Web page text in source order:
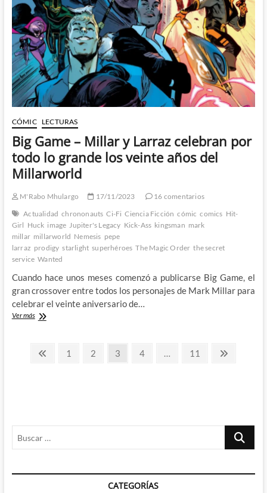
CÓMIC LECTURAS
Big Game – Millar y Larraz celebran por
todo lo grande los veinte años del
Millarworld
M'Rabo Mhulargo 17/11/2023
16 comentarios
Actualidad chrononauts Ci-Fi Ciencia Ficción cómic comics Hit-
Girl Huck image Jupiter's Legacy Kick-Ass kingsman mark
millar millarworld Nemesis pepe
larraz prodigy starlight superhéroes The Magic Order the secret
service Wanted
Cuando hace unos meses comenzó a publicarse Big Game, el
gran crossover entre todos los personajes de Mark Millar para
celebrar el veinte aniversario de…
Ver másBig
veinte
Millarworld
Paginación
PáginaPágina
1 Página
2 Página
3 Página
4 … Página
11
Buscar
CATEGORÍAS